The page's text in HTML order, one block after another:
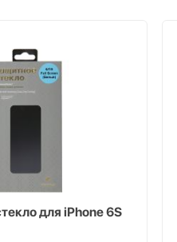
для iPhone 6S